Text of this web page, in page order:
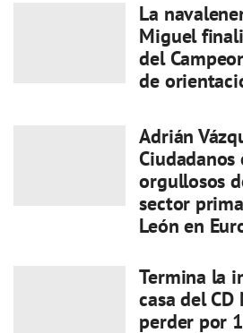
La
Miguel
del
de
Adrián
Ciudadanos
orgullosos
sector
León en
Termina la
casa del
perder por